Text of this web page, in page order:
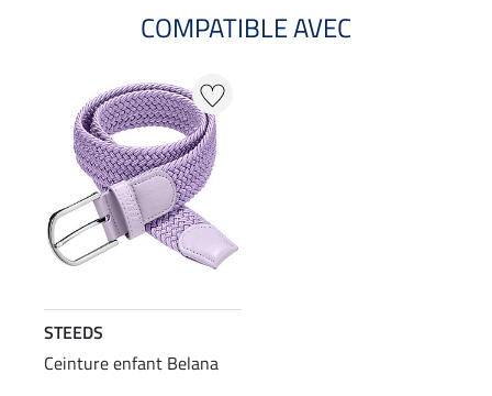
COMPATIBLE AVEC
STEEDS
Ceinture enfant Belana